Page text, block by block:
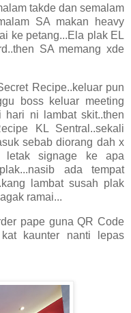
takde dan semalam
SA makan heavy
ke petang...Ela plak EL
SA memang xde
Recipe..keluar pun
boss keluar meeting
hari ni lambat skit..then
KL Sentral..sekali
sebab diorang dah x
letak signage ke apa
ada tempat
lambat susah plak
ramai...
pape guna QR Code
kaunter nanti lepas